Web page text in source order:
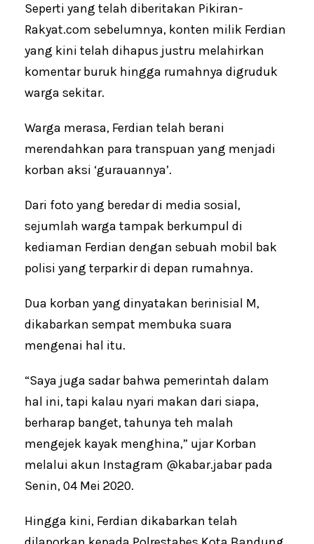
Seperti yang telah diberitakan Pikiran-
Rakyat.com sebelumnya, konten milik Ferdian
yang kini telah dihapus justru melahirkan
komentar buruk hingga rumahnya digruduk
warga sekitar.
Warga merasa, Ferdian telah berani
merendahkan para transpuan yang menjadi
korban aksi ‘gurauannya’.
Dari foto yang beredar di media sosial,
sejumlah warga tampak berkumpul di
kediaman Ferdian dengan sebuah mobil bak
polisi yang terparkir di depan rumahnya.
Dua korban yang dinyatakan berinisial M,
dikabarkan sempat membuka suara
mengenai hal itu.
“Saya juga sadar bahwa pemerintah dalam
hal ini, tapi kalau nyari makan dari siapa,
berharap banget, tahunya teh malah
mengejek kayak menghina,” ujar Korban
melalui akun Instagram @kabar.jabar pada
Senin, 04 Mei 2020.
Hingga kini, Ferdian dikabarkan telah